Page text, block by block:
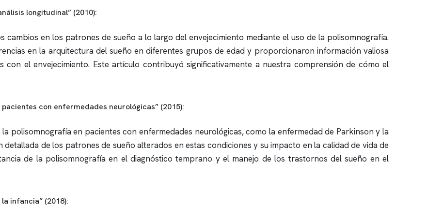
longitudinal” (2010):
cambios en los patrones de sueño a lo largo del envejecimiento mediante el uso de la polisomnografía.
en la arquitectura del sueño en diferentes grupos de edad y proporcionaron información valiosa
el envejecimiento. Este artículo contribuyó significativamente a nuestra comprensión de cómo el
con enfermedades neurológicas” (2015):
la polisomnografíaen pacientes con enfermedades neurológicas, como la enfermedad de Parkinson y la
de los patrones de sueño alterados en estas condiciones y su impacto en la calidad de vida de
de la polisomnografíaen el diagnóstico temprano y el manejo de los trastornos del sueño en el
infancia” (2018):